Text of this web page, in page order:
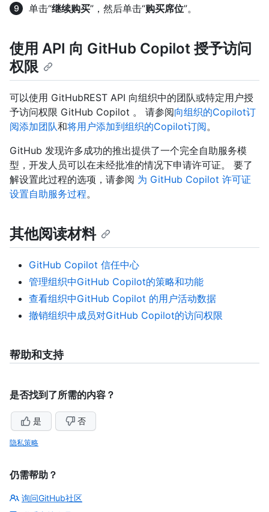
单击“继续购买”，然后单击“购买席位”。
使用 API 向 GitHub Copilot 授予访问
权限
可以使用 GitHubREST API 向组织中的团队或特定用户授
予访问权限 GitHub Copilot 。 请参阅向组织的Copilot订
阅添加团队和将用户添加到组织的Copilot订阅。
GitHub 发现许多成功的推出提供了一个完全自助服务模
型，开发人员可以在未经批准的情况下申请许可证。 要了
解设置此过程的选项，请参阅 为 GitHub Copilot 许可证
设置自助服务过程。
其他阅读材料
GitHub Copilot 信任中心
管理组织中GitHub Copilot的策略和功能
查看组织中GitHub Copilot 的用户活动数据
撤销组织中成员对GitHub Copilot的访问权限
帮助和支持
是否找到了所需的内容？
是 否
隐私策略
仍需帮助？
询问GitHub社区